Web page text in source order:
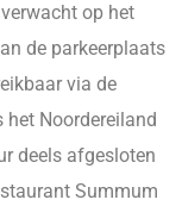
op het
de parkeerplaats
via de
het Noordereiland
deels afgesloten
Summum